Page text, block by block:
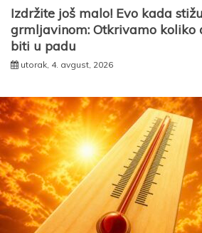
Izdržite još malo! Evo kada
grmljavinom: Otkrivamo koliko
biti u padu
utorak, 4. avgust, 2026